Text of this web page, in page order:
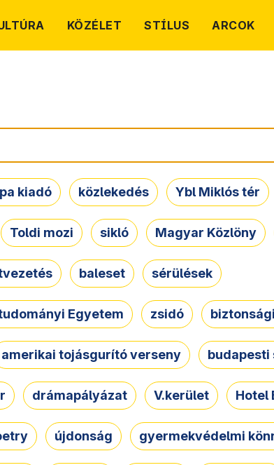
KÖZÉLET STÍLUS ARCOK
kiadó közlekedés Ybl Miklós tér
Toldi mozi sikló Magyar Közlöny
baleset sérülések
Egyetem zsidó
amerikai tojásgurító verseny budapesti
drámapályázat V.kerület Hotel
újdonság gyermekvédelmi